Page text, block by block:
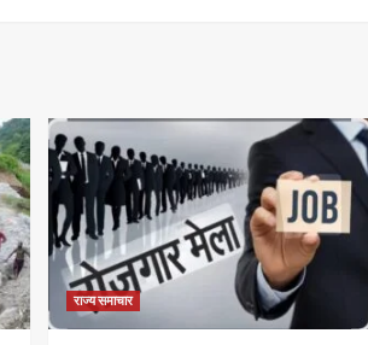
राज्य समाचार